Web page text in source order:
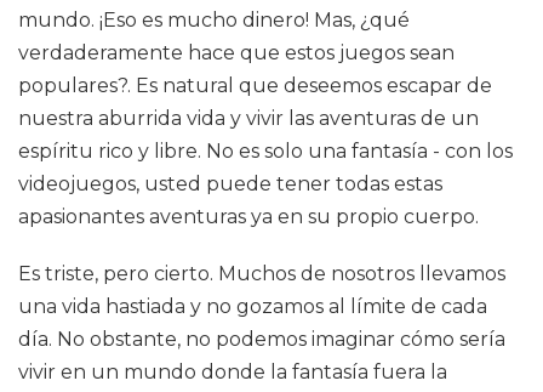
mundo. ¡Eso es mucho dinero! Mas, ¿qué
verdaderamente hace que estos juegos sean
populares?. Es natural que deseemos escapar de
nuestra aburrida vida y vivir las aventuras de un
espíritu rico y libre. No es solo una fantasía - con los
videojuegos, usted puede tener todas estas
apasionantes aventuras ya en su propio cuerpo.
Es triste, pero cierto. Muchos de nosotros llevamos
una vida hastiada y no gozamos al límite de cada
día. No obstante, no podemos imaginar cómo sería
vivir en un mundo donde la fantasía fuera la